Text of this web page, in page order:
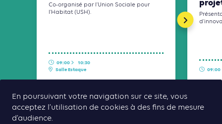
Co-organisé par l'Union Sociale pour
l'Habitat (USH).
09:00
10:30
Salle Estaque
09:00
RETOUR AU PROGRAMME
En poursuivant votre navigation sur ce site, vous
acceptez l’utilisation de cookies à des fins de mesure
d’audience.